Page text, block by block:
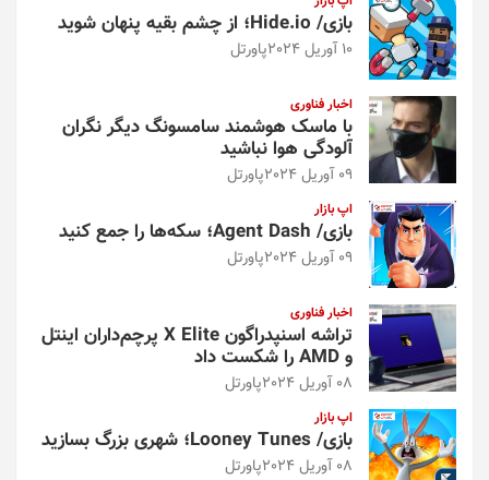
بازی/ Hide.io؛ از چشم بقیه پنهان شوید
10 آوریل 2024 پاورتل
اخبار فناوری
با ماسک هوشمند سامسونگ دیگر نگران
آلودگی هوا نباشید
09 آوریل 2024 پاورتل
اپ بازار
بازی/ Agent Dash؛ سکه‌ها را جمع کنید
09 آوریل 2024 پاورتل
اخبار فناوری
تراشه اسنپدراگون X Elite پرچم‌داران اینتل
و AMD را شکست داد
08 آوریل 2024 پاورتل
اپ بازار
بازی/ Looney Tunes؛ شهری بزرگ بسازید
08 آوریل 2024 پاورتل